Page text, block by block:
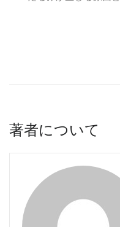
著者について